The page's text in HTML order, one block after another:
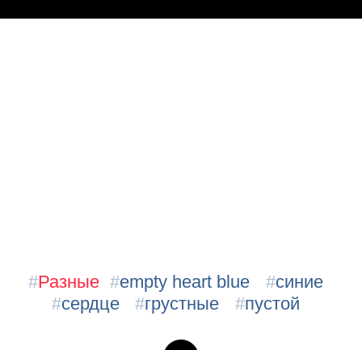
#Разные #empty heart blue #синие
#сердце #грустные #пустой